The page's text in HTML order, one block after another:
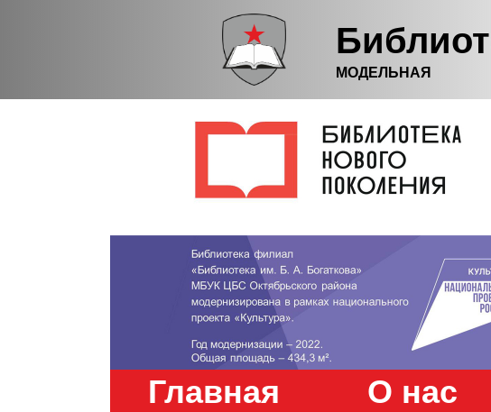
МОДЕЛЬНАЯ
Главная О нас